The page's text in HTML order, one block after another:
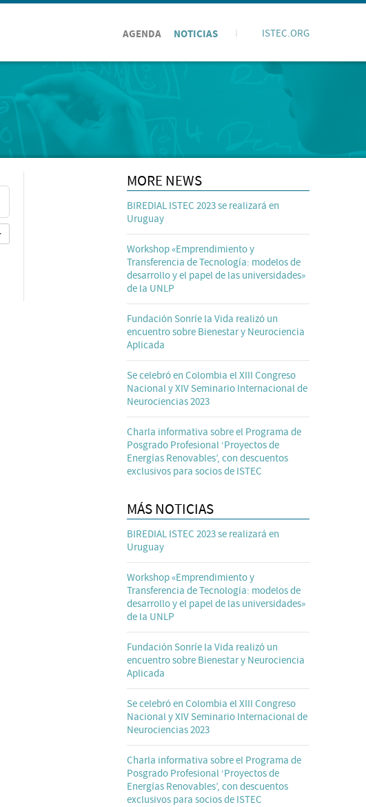
AGENDA NOTICIAS ISTEC.ORG
MORE NEWS
BIREDIAL ISTEC 2023 se realizará en
Uruguay
Workshop «Emprendimiento y
Transferencia de Tecnología: modelos de
desarrollo y el papel de las universidades»
de la UNLP
Fundación Sonríe la Vida realizó un
encuentro sobre Bienestar y Neurociencia
Aplicada
Se celebró en Colombia el XIII Congreso
Nacional y XIV Seminario Internacional de
Neurociencias 2023
Charla informativa sobre el Programa de
Posgrado Profesional ‘Proyectos de
Energías Renovables’, con descuentos
exclusivos para socios de ISTEC
MÁS NOTICIAS
BIREDIAL ISTEC 2023 se realizará en
Uruguay
Workshop «Emprendimiento y
Transferencia de Tecnología: modelos de
desarrollo y el papel de las universidades»
de la UNLP
Fundación Sonríe la Vida realizó un
encuentro sobre Bienestar y Neurociencia
Aplicada
Se celebró en Colombia el XIII Congreso
Nacional y XIV Seminario Internacional de
Neurociencias 2023
Charla informativa sobre el Programa de
Posgrado Profesional ‘Proyectos de
Energías Renovables’, con descuentos
exclusivos para socios de ISTEC